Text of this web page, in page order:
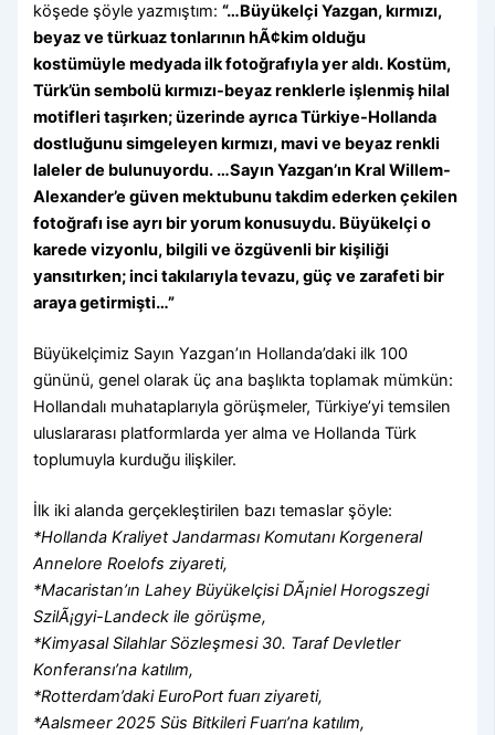
köşede şöyle yazmıştım:“…Büyükelçi Yazgan, kırmızı,
beyaz ve türkuaz tonlarının hÃ¢kim olduğu
kostümüyle medyada ilk fotoğrafıyla yer aldı. Kostüm,
Türk’ün sembolü kırmızı-beyaz renklerle işlenmiş hilal
motifleri taşırken; üzerinde ayrıca Türkiye-Hollanda
dostluğunu simgeleyen kırmızı, mavi ve beyaz renkli
laleler de bulunuyordu. …Sayın Yazgan’ın Kral Willem-
Alexander’e güven mektubunu takdim ederken çekilen
fotoğrafı ise ayrı bir yorum konusuydu. Büyükelçi o
karede vizyonlu, bilgili ve özgüvenli bir kişiliği
yansıtırken; inci takılarıyla tevazu, güç ve zarafeti bir
araya getirmişti…”
Büyükelçimiz Sayın Yazgan’ın Hollanda’daki ilk 100
gününü, genel olarak üç ana başlıkta toplamak mümkün:
Hollandalı muhataplarıyla görüşmeler, Türkiye’yi temsilen
uluslararası platformlarda yer alma ve Hollanda Türk
toplumuyla kurduğu ilişkiler.
İlk iki alanda gerçekleştirilen bazı temaslar şöyle:
*Hollanda Kraliyet Jandarması Komutanı Korgeneral
Annelore Roelofs ziyareti,
*Macaristan’ın Lahey Büyükelçisi DÃ¡niel Horogszegi
SzilÃ¡gyi-Landeck ile görüşme,
*Kimyasal Silahlar Sözleşmesi 30. Taraf Devletler
Konferansı’na katılım,
*Rotterdam’daki EuroPort fuarı ziyareti,
*Aalsmeer 2025 Süs Bitkileri Fuarı’na katılım,